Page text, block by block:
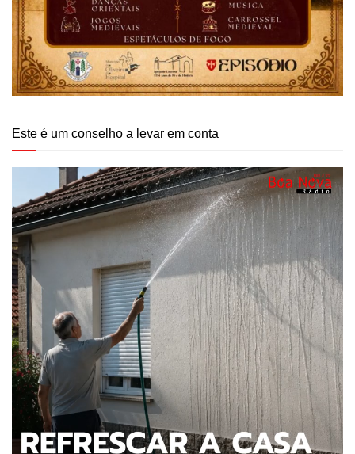
Este é um conselho a levar em conta